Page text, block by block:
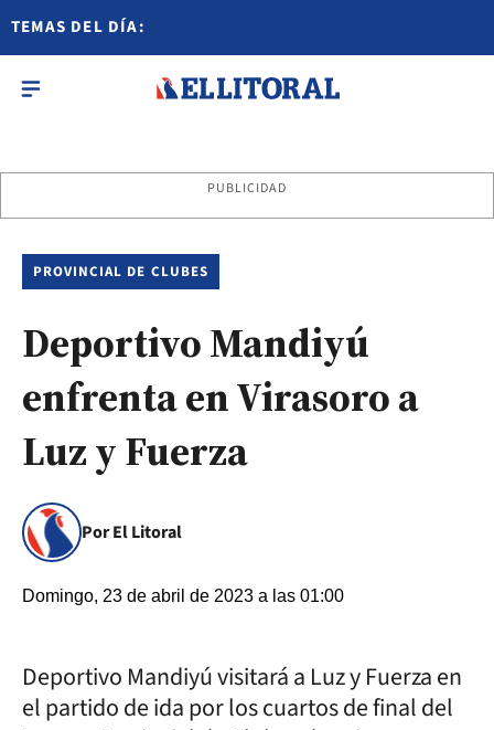
TEMAS DEL DÍA:
PUBLICIDAD
PROVINCIAL DE CLUBES
Deportivo Mandiyú
enfrenta en Virasoro a
Luz y Fuerza
Por El Litoral
Domingo, 23 de abril de 2023 a las 01:00
Deportivo Mandiyú visitará a Luz y Fuerza en
el partido de ida por los cuartos de final del